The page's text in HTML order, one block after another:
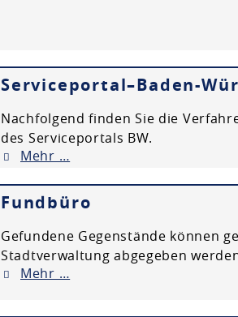
Serviceportal–Baden-
Nachfolgend finden Sie die
des Serviceportals BW.
Mehr …
Fundbüro
Gefundene Gegenstände können
Stadtverwaltung abgegeben
Mehr …